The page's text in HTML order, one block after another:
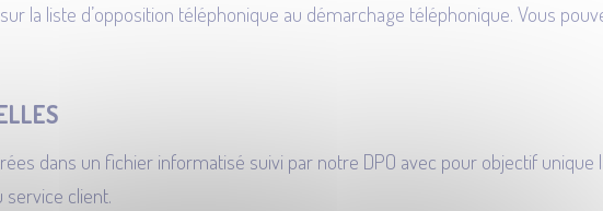
la liste d’opposition téléphonique au démarchage téléphonique. Vous
dans un fichier informatisé suivi par notre DPO avec pour objectif unique
client.